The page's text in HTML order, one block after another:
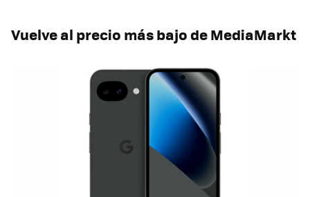
Vuelve al precio más bajo de MediaMarkt